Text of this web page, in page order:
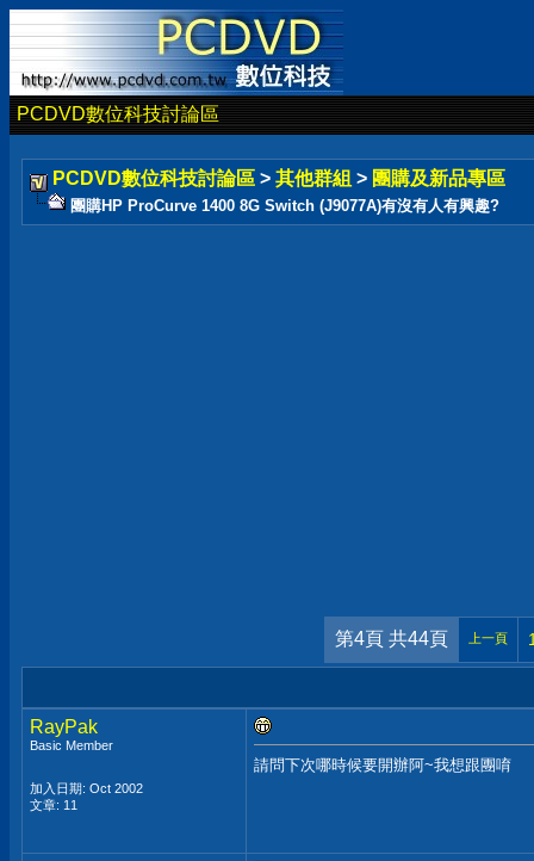
PCDVD數位科技討論區
PCDVD數位科技討論區 > 其他群組 > 團購及新品專區
團購HP ProCurve 1400 8G Switch (J9077A)有沒有人有興趣?
第4頁 共44頁 上一頁
RayPak
Basic Member
加入日期: Oct 2002
文章: 11
請問下次哪時候要開辦阿~我想跟團唷